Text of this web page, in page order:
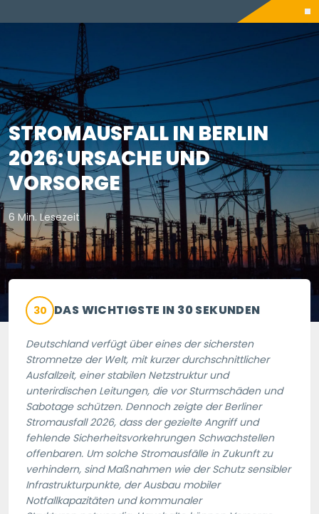
STROMAUSFALL IN BERLIN
2026: URSACHE UND
VORSORGE
6 Min. Lesezeit
30 DAS WICHTIGSTE IN 30 SEKUNDEN
Deutschland verfügt über eines der sichersten
Stromnetze der Welt, mit kurzer durchschnittlicher
Ausfallzeit, einer stabilen Netzstruktur und
unterirdischen Leitungen, die vor Sturmschäden und
Sabotage schützen. Dennoch zeigte der Berliner
Stromausfall 2026, dass der gezielte Angriff und
fehlende Sicherheitsvorkehrungen Schwachstellen
offenbaren. Um solche Stromausfälle in Zukunft zu
verhindern, sind Maßnahmen wie der Schutz sensibler
Infrastrukturpunkte, der Ausbau mobiler
Notfallkapazitäten und kommunaler